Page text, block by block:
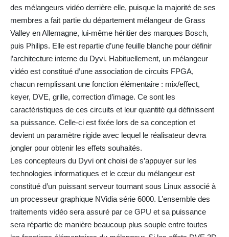
des mélangeurs vidéo derrière elle, puisque la majorité de ses
membres a fait partie du département mélangeur de Grass
Valley en Allemagne, lui-même héritier des marques Bosch,
puis Philips. Elle est repartie d’une feuille blanche pour définir
l’architecture interne du Dyvi. Habituellement, un mélangeur
vidéo est constitué d’une association de circuits FPGA,
chacun remplissant une fonction élémentaire : mix/effect,
keyer, DVE, grille, correction d’image. Ce sont les
caractéristiques de ces circuits et leur quantité qui définissent
sa puissance. Celle-ci est fixée lors de sa conception et
devient un paramètre rigide avec lequel le réalisateur devra
jongler pour obtenir les effets souhaités.
Les concepteurs du Dyvi ont choisi de s’appuyer sur les
technologies informatiques et le cœur du mélangeur est
constitué d’un puissant serveur tournant sous Linux associé à
un processeur graphique NVidia série 6000. L’ensemble des
traitements vidéo sera assuré par ce GPU et sa puissance
sera répartie de manière beaucoup plus souple entre toutes